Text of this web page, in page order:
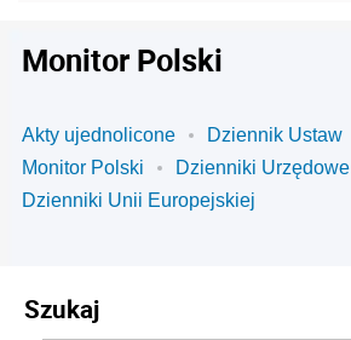
Monitor Polski
Akty ujednolicone
Dziennik Ustaw
Monitor Polski
Dzienniki Urzędowe
Dzienniki Unii Europejskiej
Szukaj